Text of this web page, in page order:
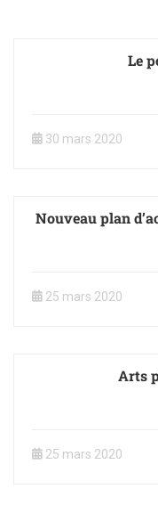
Le
30 mars 2020
Nouveau plan
25 mars 2020
Arts
25 mars 2020